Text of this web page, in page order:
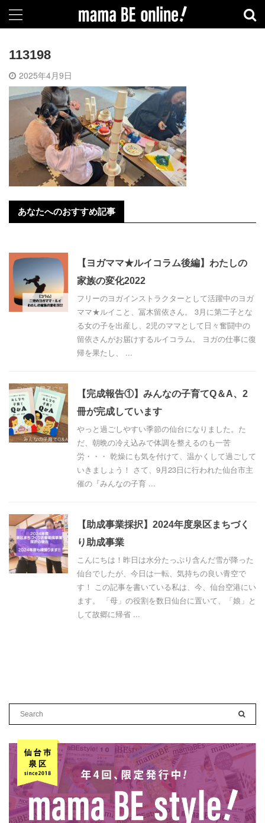
113198
2025年4月9日
あなたへのおすすめ記事
【ヨガママ★ルイコラム後編】わたしの
家族の変化2022
フリーのヨガインストラクターとして活躍中のヨガ
ママ★ルイこと、冨木留依さん。 3月に第二子とな
る女の子を出産し、2児のママとして日々奮闘中の
留依さんがお届けするルイコラム。 ヨガの仕事に復
帰を果たし、 ...
【完成報告①】みんなの子育てQ＆A、2
冊が完成しています
やっと過ごしやすい季節の仙台になりました。た
だ、朝晩の冷え込みで体調を整えるのも一苦
労・・・ 乾燥にも気を付けて、温かくして過ごして
いきましょう！ さて、9月23日に行われた仙台市主
催の『みんなの子育 ...
【助成事業採択】2024年度泉区まちづく
り助成事業
こんにちは！昨日は水分たっぷり含んだ雪が降った
仙台でしたが、今日は一転、気持ちの良い青空で
す！ この記事を書いている私は、今、仙台空港にい
ます。 「母」の役割を数日仙台に置いて、「娘」と
して故郷に帰省 ...